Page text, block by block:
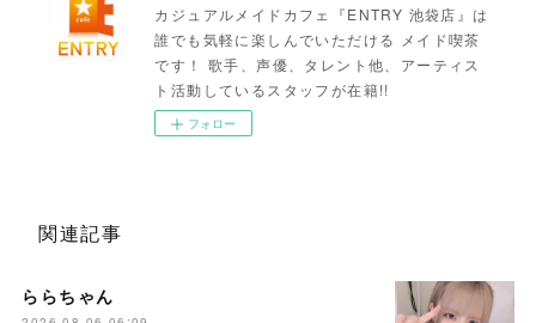
カジュアルメイドカフェ『ENTRY 池袋店』は
誰でも気軽に楽しんでいただける メイド喫茶
です！ 歌手、声優、タレント他、アーティス
ト活動しているスタッフが在籍!!
フォロー
関連記事
ららちゃん